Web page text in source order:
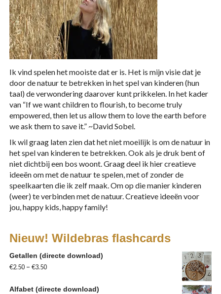
Waar spelen je kinderen het liefst mee?
Wij hebben echte buitenspelers; alles waar wielen
onder zitten is tof. Er zijn al heel wat blauwe plekken
en schrammen voorbij gekomen. Maar met de juiste
bescherming is het geen probleem. Ook al moet ik
vaak mijn ogen dichtdoen omdat ik die ene ‘ramp’
toch echt wel heel hoog en eng vind.
Binnen wordt er door de oudste veel gelezen, de
personage is er wel een toverstok geknutseld en
voor de hele Maileg familie is er wel een
meubelstuk getimmerd. De jongste is een echte
‘bouwer’. Kapla, lego en natuurlijk Timmer zijn zijn
favorieten.
Ik vind spelen het mooiste dat er is. Het is mijn visie dat je
door de natuur te betrekken in het spel van kinderen (hun
taal) de verwondering daarover kunt prikkelen. In het kader
van “If we want children to flourish, to become truly
empowered, then let us allow them to love the earth before
we ask them to save it.” ~David Sobel.
Ik wil graag laten zien dat het niet moeilijk is om de natuur in
het spel van kinderen te betrekken. Ook als je druk bent of
niet dichtbij een bos woont. Graag deel ik hier creatieve
ideeën om met de natuur te spelen, met of zonder de
speelkaarten die ik zelf maak. Om op die manier kinderen
(weer) te verbinden met de natuur. Creatieve ideeën voor
jou, happy kids, happy family!
Nieuw! Wildebras flashcards
Getallen (directe download)
€2.50– €3.50
Alfabet (directe download)